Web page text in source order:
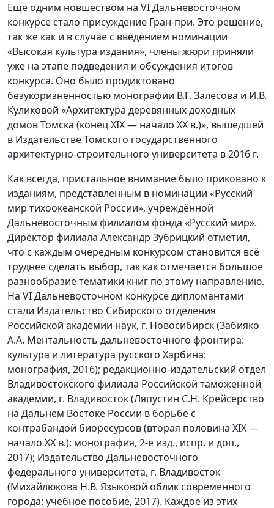
Ещё одним новшеством на VI Дальневосточном
конкурсе стало присуждение Гран-при. Это решение,
так же как и в случае с введением номинации
«Высокая культура издания», члены жюри приняли
уже на этапе подведения и обсуждения итогов
конкурса. Оно было продиктовано
безукоризненностью монографии В.Г. Залесова и И.В.
Куликовой «Архитектура деревянных доходных
домов Томска (конец XIX — начало XX в.)», вышедшей
в Издательстве Томского государственного
архитектурно-строительного университета в 2016 г.
Как всегда, пристальное внимание было приковано к
изданиям, представленным в номинации «Русский
мир тихоокеанской России», учреждённой
Дальневосточным филиалом фонда «Русский мир».
Директор филиала Александр Зубрицкий отметил,
что с каждым очередным конкурсом становится всё
труднее сделать выбор, так как отмечается большое
разнообразие тематики книг по этому направлению.
На VI Дальневосточном конкурсе дипломантами
стали Издательство Сибирского отделения
Российской академии наук, г. Новосибирск (Забияко
А.А. Ментальность дальневосточного фронтира:
культура и литература русского Харбина:
монография, 2016); редакционно-издательский отдел
Владивостокского филиала Российской таможенной
академии, г. Владивосток (Ляпустин С.Н. Крейсерство
на Дальнем Востоке России в борьбе с
контрабандой биоресурсов (вторая половина XIX —
начало XX в.): монография, 2-е изд., испр. и доп.,
2017); Издательство Дальневосточного
федерального университета, г. Владивосток
(Михайлюкова Н.В. Языковой облик современного
города: учебное пособие, 2017). Каждое из этих